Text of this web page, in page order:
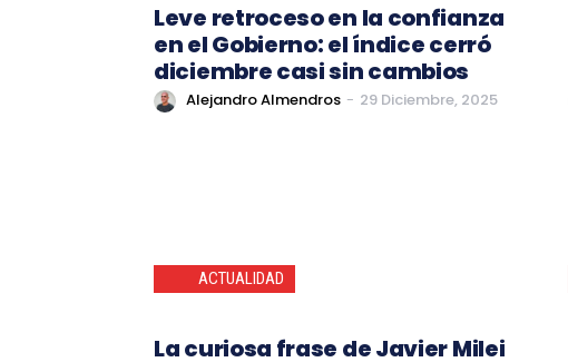
Leve retroceso en la confianza
en el Gobierno: el índice cerró
diciembre casi sin cambios
Alejandro Almendros - 29 Diciembre, 2025
ACTUALIDAD
La curiosa frase de Javier Milei